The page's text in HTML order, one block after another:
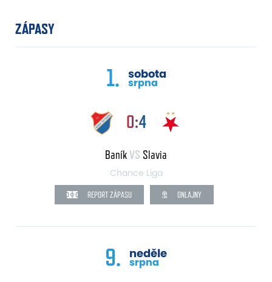
ZÁPASY
1. sobota
srpna
0:4
BaníkVS Slavia
Chance Liga
REPORT ZÁPASU ONLAJNY
9. neděle
srpna